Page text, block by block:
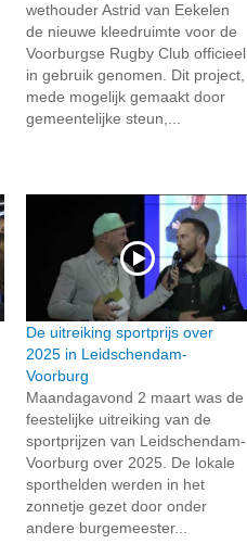
wethouder Astrid van Eekelen
de nieuwe kleedruimte voor de
Voorburgse Rugby Club officieel
in gebruik genomen. Dit project,
mede mogelijk gemaakt door
gemeentelijke steun,...
De uitreiking sportprijs over
2025 in Leidschendam-
Voorburg
Maandagavond 2 maart was de
feestelijke uitreiking van de
sportprijzen van Leidschendam-
Voorburg over 2025. De lokale
sporthelden werden in het
zonnetje gezet door onder
andere burgemeester...